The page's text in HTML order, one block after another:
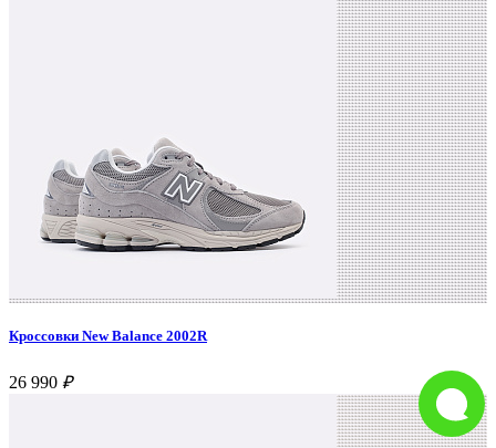
Кроссовки New Balance 2002R
26 990 ₽